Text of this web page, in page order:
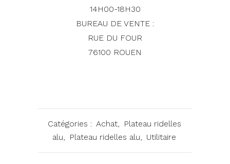
14H00-18H30
BUREAU DE VENTE :
RUE DU FOUR
76100 ROUEN
Catégories : Achat, Plateau ridelles
alu, Plateau ridelles alu, Utilitaire